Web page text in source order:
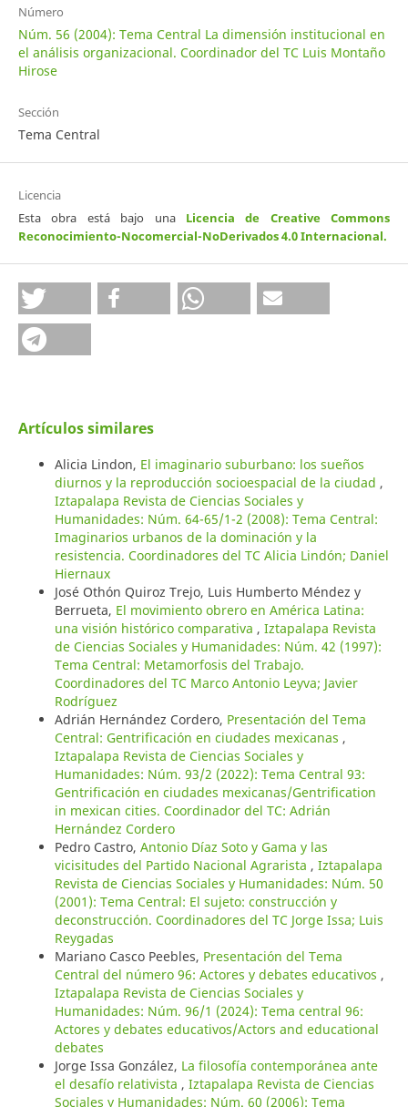
Número
Núm. 56 (2004): Tema Central La dimensión institucional en
el análisis organizacional. Coordinador del TC Luis Montaño
Hirose
Sección
Tema Central
Licencia
Esta obra está bajo una Licencia de Creative Commons
Reconocimiento-Nocomercial-NoDerivados 4.0 Internacional.
Artículos similares
Alicia Lindon, El imaginario suburbano: los sueños
diurnos y la reproducción socioespacial de la ciudad ,
Iztapalapa Revista de Ciencias Sociales y
Humanidades: Núm. 64-65/1-2 (2008): Tema Central:
Imaginarios urbanos de la dominación y la
resistencia. Coordinadores del TC Alicia Lindón; Daniel
Hiernaux
José Othón Quiroz Trejo, Luis Humberto Méndez y
Berrueta, El movimiento obrero en América Latina:
una visión histórico comparativa , Iztapalapa Revista
de Ciencias Sociales y Humanidades: Núm. 42 (1997):
Tema Central: Metamorfosis del Trabajo.
Coordinadores del TC Marco Antonio Leyva; Javier
Rodríguez
Adrián Hernández Cordero, Presentación del Tema
Central: Gentrificación en ciudades mexicanas ,
Iztapalapa Revista de Ciencias Sociales y
Humanidades: Núm. 93/2 (2022): Tema Central 93:
Gentrificación en ciudades mexicanas/Gentrification
in mexican cities. Coordinador del TC: Adrián
Hernández Cordero
Pedro Castro, Antonio Díaz Soto y Gama y las
vicisitudes del Partido Nacional Agrarista , Iztapalapa
Revista de Ciencias Sociales y Humanidades: Núm. 50
(2001): Tema Central: El sujeto: construcción y
deconstrucción. Coordinadores del TC Jorge Issa; Luis
Reygadas
Mariano Casco Peebles, Presentación del Tema
Central del número 96: Actores y debates educativos ,
Iztapalapa Revista de Ciencias Sociales y
Humanidades: Núm. 96/1 (2024): Tema central 96:
Actores y debates educativos/Actors and educational
debates
Jorge Issa González, La filosofía contemporánea ante
el desafío relativista , Iztapalapa Revista de Ciencias
Sociales y Humanidades: Núm. 60 (2006): Tema